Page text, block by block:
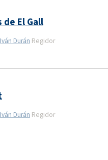
de El Gall
Durán Regidor
Durán Regidor